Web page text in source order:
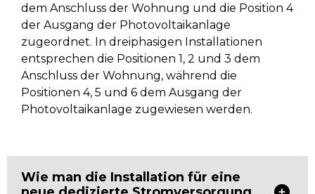
dem Anschluss der Wohnung und die Position 4
der Ausgang der Photovoltaikanlage
zugeordnet. In dreiphasigen Installationen
entsprechen die Positionen 1, 2 und 3 dem
Anschluss der Wohnung, während die
Positionen 4, 5 und 6 dem Ausgang der
Photovoltaikanlage zugewiesen werden.
Wie man die Installation für eine